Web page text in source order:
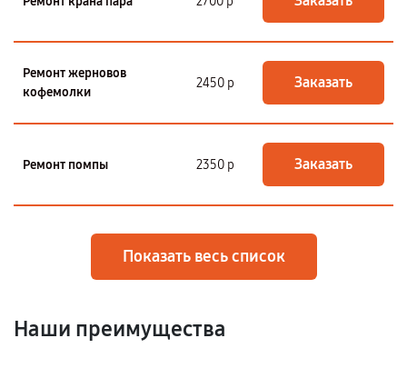
Ремонт жерновов
кофемолки
2450 р Заказать
Ремонт помпы 2350 р Заказать
Показать весь список
Наши преимущества